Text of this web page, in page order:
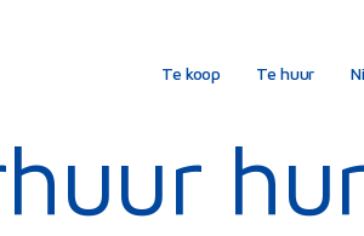
Te koop Te huur